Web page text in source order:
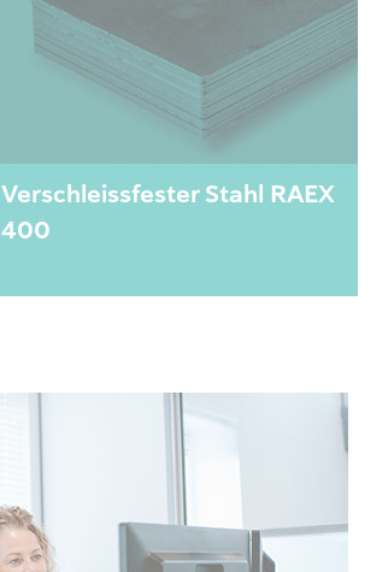
Verschleissfester Stahl RAEX
400